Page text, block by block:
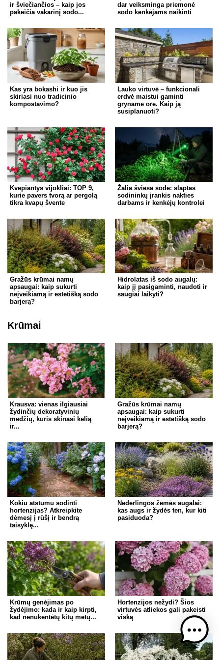
ir šviečiančios – kaip jos
pakeičia vakarinį sodo...
dar veiksminga priemonė
sodo kenkėjams naikinti
Kas yra bokashi ir kuo jis
skiriasi nuo tradicinio
kompostavimo?
Lauko virtuvė – funkcionali
erdvė maistui gaminti
gryname ore. Kaip ją
susiplanuoti?
Kvepiantys vijokliai: TOP 9,
kurie pavers tvorą ar pergolą
tikra kvapų švente
Žalia šviesa sode: slaptas
sodininkų įrankis nakties
darbams ir kenkėjų kontrolei
Gražūs krūmai namų
apsaugai: kaip sukurti
neįveikiamą ir estetišką sodo
barjerą?
Hidrolatas iš sodo augalų:
kaip jį pasigaminti, naudoti ir
saugiai laikyti?
Krūmai
Krausva: vienas ilgiausiai
žydinčių dekoratyvinių
medžių, kuris skinasi kelią
ir...
Gražūs krūmai namų
apsaugai: kaip sukurti
neįveikiamą ir estetišką sodo
barjerą?
Kokiu atstumu sodinti
hortenzijas? Atkreipkite
dėmesį į rūšį ir bendrą
taisyklę...
Nederlingos žemės augalai:
kas augs ir žydės ten, kur kiti
pasiduoda?
Krūmų genėjimas po
žydėjimo: kada ir kaip kirpti,
kad nenukentėtų kitų metų...
Hortenzijos nežydi? Šios
virtuvės atliekos gali pakeisti
viską